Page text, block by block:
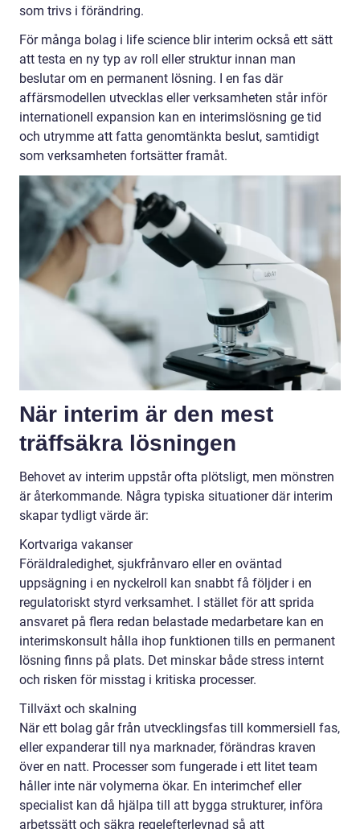
som trivs i förändring.
För många bolag i life science blir interim också ett sätt
att testa en ny typ av roll eller struktur innan man
beslutar om en permanent lösning. I en fas där
affärsmodellen utvecklas eller verksamheten står inför
internationell expansion kan en interimslösning ge tid
och utrymme att fatta genomtänkta beslut, samtidigt
som verksamheten fortsätter framåt.
När interim är den mest
träffsäkra lösningen
Behovet av interim uppstår ofta plötsligt, men mönstren
är återkommande. Några typiska situationer där interim
skapar tydligt värde är:
Kortvariga vakanser
Föräldraledighet, sjukfrånvaro eller en oväntad
uppsägning i en nyckelroll kan snabbt få följder i en
regulatoriskt styrd verksamhet. I stället för att sprida
ansvaret på flera redan belastade medarbetare kan en
interimskonsult hålla ihop funktionen tills en permanent
lösning finns på plats. Det minskar både stress internt
och risken för misstag i kritiska processer.
Tillväxt och skalning
När ett bolag går från utvecklingsfas till kommersiell fas,
eller expanderar till nya marknader, förändras kraven
över en natt. Processer som fungerade i ett litet team
håller inte när volymerna ökar. En interimchef eller
specialist kan då hjälpa till att bygga strukturer, införa
arbetssätt och säkra regelefterlevnad så att